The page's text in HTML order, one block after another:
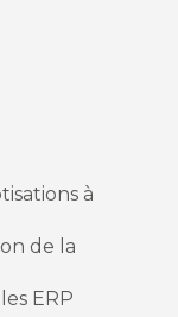
à
de la
ERP